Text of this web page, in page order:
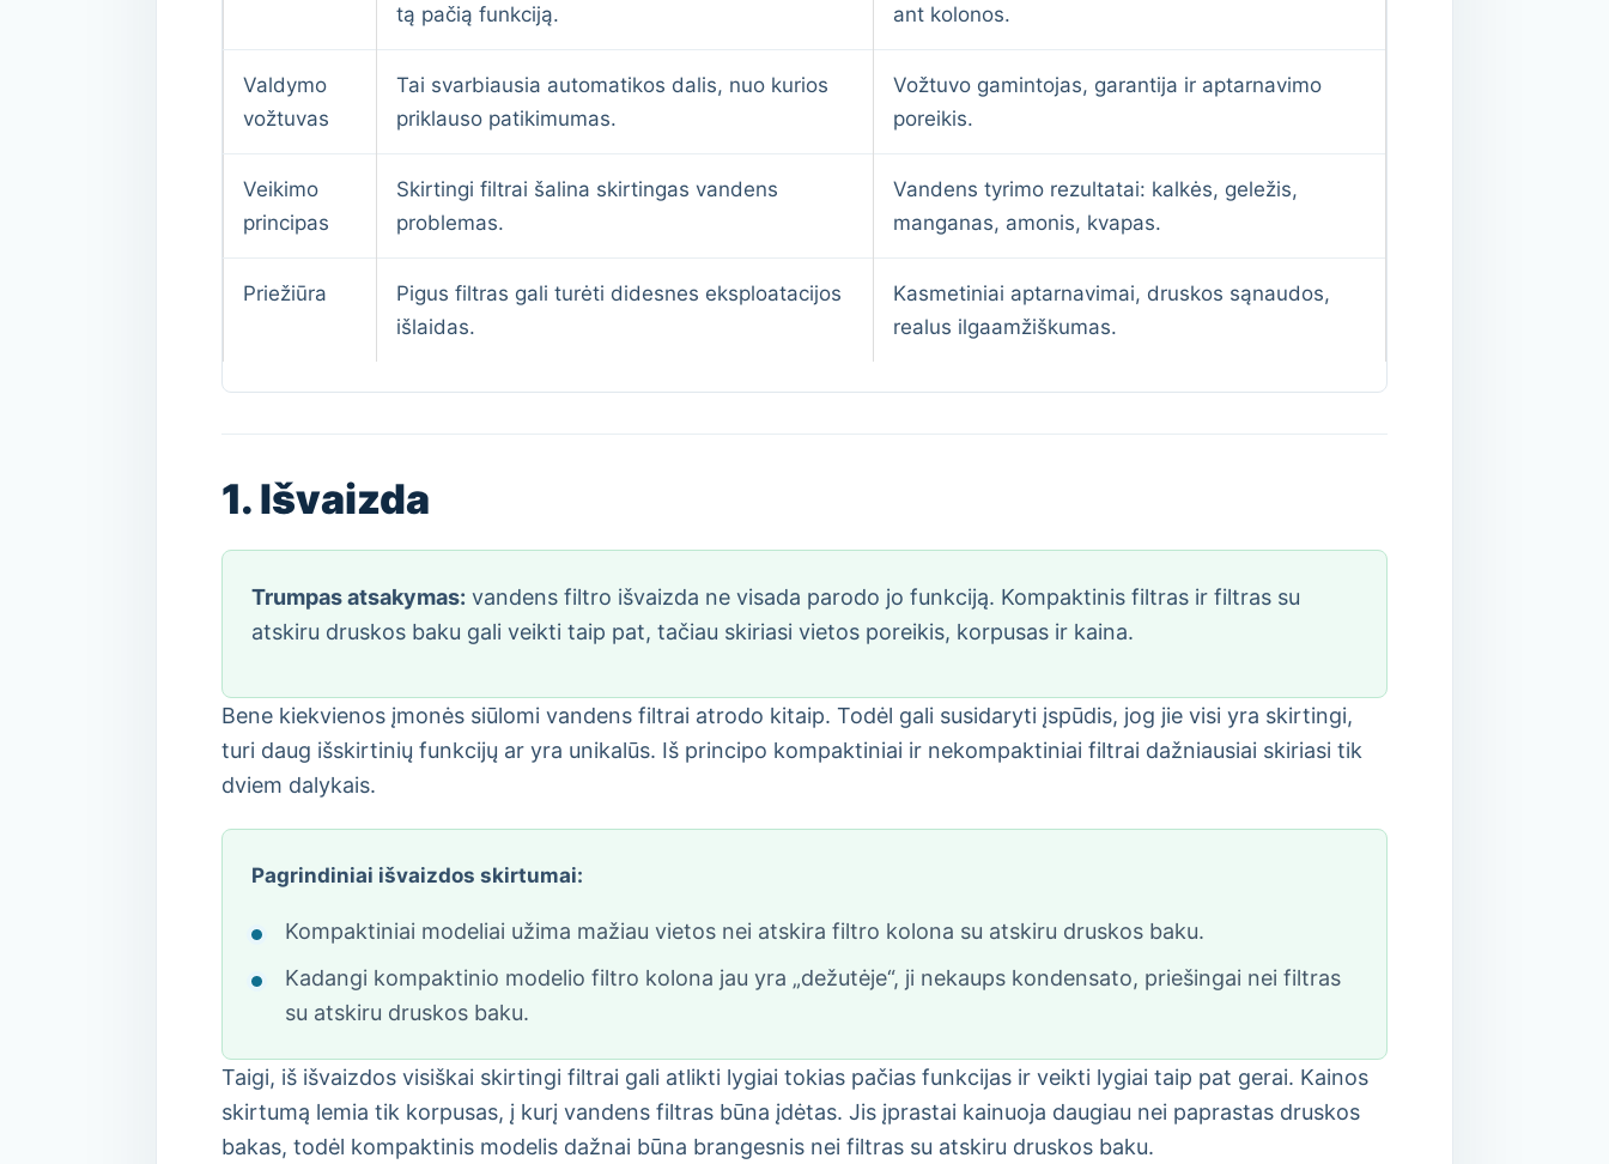
tą pačią funkciją.
ant kolonos.
Valdymo
vožtuvas
Tai svarbiausia automatikos dalis, nuo kurios
priklauso patikimumas.
Vožtuvo gamintojas, garantija ir aptarnavimo
poreikis.
Veikimo
principas
Skirtingi filtrai šalina skirtingas vandens
problemas.
Vandens tyrimo rezultatai: kalkės, geležis,
manganas, amonis, kvapas.
Priežiūra
Pigus filtras gali turėti didesnes eksploatacijos
išlaidas.
Kasmetiniai aptarnavimai, druskos sąnaudos,
realus ilgaamžiškumas.
1. Išvaizda
Trumpas atsakymas: vandens filtro išvaizda ne visada parodo jo funkciją. Kompaktinis filtras ir filtras su
atskiru druskos baku gali veikti taip pat, tačiau skiriasi vietos poreikis, korpusas ir kaina.
Bene kiekvienos įmonės siūlomi vandens filtrai atrodo kitaip. Todėl gali susidaryti įspūdis, jog jie visi yra skirtingi,
turi daug išskirtinių funkcijų ar yra unikalūs. Iš principo kompaktiniai ir nekompaktiniai filtrai dažniausiai skiriasi tik
dviem dalykais.
Pagrindiniai išvaizdos skirtumai:
Kompaktiniai modeliai užima mažiau vietos nei atskira filtro kolona su atskiru druskos baku.
Kadangi kompaktinio modelio filtro kolona jau yra „dežutėje“, ji nekaups kondensato, priešingai nei filtras
su atskiru druskos baku.
Taigi, iš išvaizdos visiškai skirtingi filtrai gali atlikti lygiai tokias pačias funkcijas ir veikti lygiai taip pat gerai. Kainos
skirtumą lemia tik korpusas, į kurį vandens filtras būna įdėtas. Jis įprastai kainuoja daugiau nei paprastas druskos
bakas, todėl kompaktinis modelis dažnai būna brangesnis nei filtras su atskiru druskos baku.